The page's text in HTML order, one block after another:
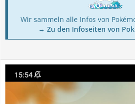
Wir sammeln alle Infos von
→ Zu den Infoseiten von